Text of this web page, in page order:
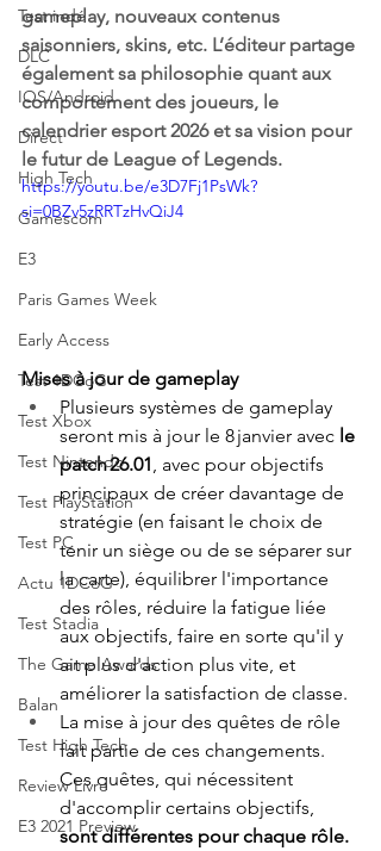
Test indé
DLC
IOS/Android
Direct
High Tech
Gamescom
E3
Paris Games Week
Early Access
Test 1DCoG
Test Xbox
Test Nintendo
Test PlayStation
Test PC
Actu 1DCoG
Test Stadia
The Game Awards
Balan
Test High Tech
Review Livre
E3 2021 Preview
gameplay, nouveaux contenus
saisonniers, skins, etc. L’éditeur partage
également sa philosophie quant aux
comportement des joueurs, le
calendrier esport 2026 et sa vision pour
le futur de League of Legends.
https://youtu.be/e3D7Fj1PsWk?
si=0BZv5zRRTzHvQiJ4
Mises à jour de gameplay
Plusieurs systèmes de gameplay
seront mis à jour le 8 janvier avec le
patch 26.01 , avec pour objectifs
principaux de créer davantage de
stratégie (en faisant le choix de
tenir un siège ou de se séparer sur
la carte), équilibrer l'importance
des rôles, réduire la fatigue liée
aux objectifs, faire en sorte qu'il y
ait plus d'action plus vite, et
améliorer la satisfaction de classe.
La mise à jour des quêtes de rôle
fait partie de ces changements.
Ces quêtes, qui nécessitent
d'accomplir certains objectifs,
sont différentes pour chaque rôle.